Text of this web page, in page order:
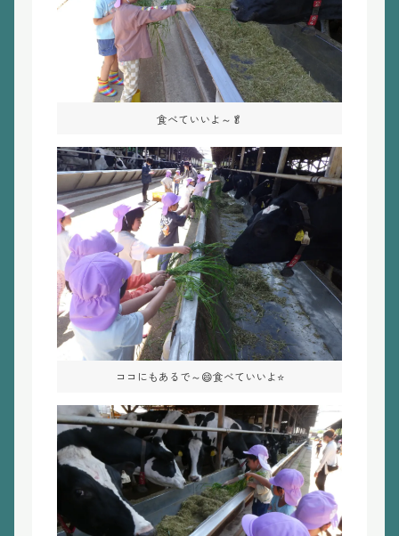
食べていいよ～🥬
ココにもあるで～😄食べていいよ⭐